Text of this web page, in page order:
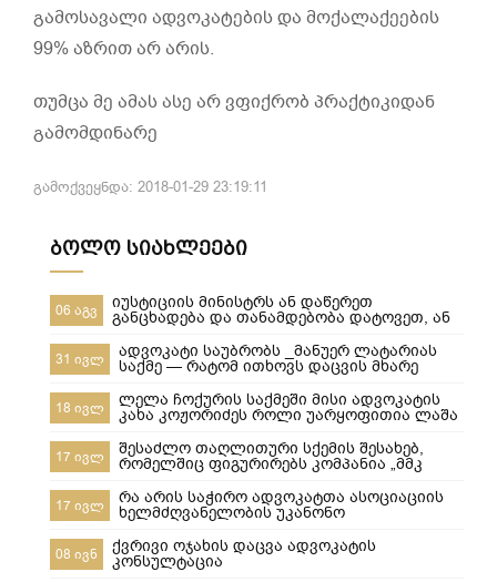
გამოსავალი ადვოკატების და მოქალაქეების
99% აზრით არ არის.
თუმცა მე ამას ასე არ ვფიქრობ პრაქტიკიდან
გამომდინარე
გამოქვეყნდა: 2018-01-29 23:19:11
ბოლო სიახლეები
06 აგვ იუსტიციის მინისტრს ან დაწერეთ
განცხადება და თანამდებობა დატოვეთ, ან
მიხედეთ საჯარო რეესტრის თანამშრომლებს
31 ივლ ადვოკატი საუბრობს _მანუერ ლატარიას
საქმე — რატომ ითხოვს დაცვის მხარე
უდანაშაულო ცნობილ 10-წლიანი
განაჩენის გადახედვას
18 ივლ ლელა ჩოქურის საქმეში მისი ადვოკატის
კახა კოჟორიძეს როლი უარყოფითია ლაშა
ჯანიბეგაშვილი
17 ივლ შესაძლო თაღლითური სქემის შესახებ,
რომელშიც ფიგურირებს კომპანია „მმკ
ავტოლიზინგი“
17 ივლ რა არის საჭირო ადვოკატთა ასოციაციის
ხელმძღვანელობის უკანონო
ძალმომრეობით ძალადობების
შესაჩერებლად ?
08 ივნ ქვრივი ოჯახის დაცვა ადვოკატის
კონსულტაცია